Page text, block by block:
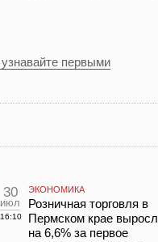
первыми
30
июл
16:10
ЭКОНОМИКА
Розничная торговля в
Пермском крае
на 6,6% за первое